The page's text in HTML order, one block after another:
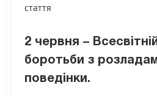
стаття
2 червня –
боротьби з
поведінки.